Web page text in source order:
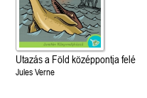
Utazás a Föld középpontja felé
Jules Verne